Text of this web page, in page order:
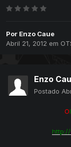
Por Enzo Caue
Abril 21, 2012 em
Enzo
Postado
O